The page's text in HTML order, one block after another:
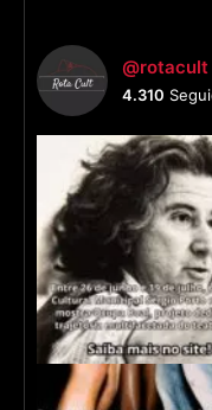
@rotacult
4.310